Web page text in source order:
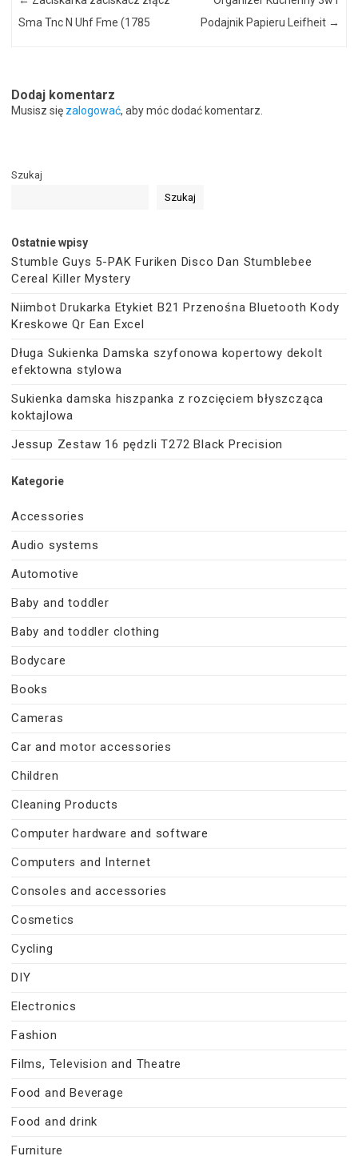
Sma Tnc N Uhf Fme (1785
Podajnik Papieru Leifheit →
Dodaj komentarz
Musisz się zalogować, aby móc dodać komentarz.
Szukaj
Szukaj
Ostatnie wpisy
Stumble Guys 5-PAK Furiken Disco Dan Stumblebee
Cereal Killer Mystery
Niimbot Drukarka Etykiet B21 Przenośna Bluetooth Kody
Kreskowe Qr Ean Excel
Długa Sukienka Damska szyfonowa kopertowy dekolt
efektowna stylowa
Sukienka damska hiszpanka z rozcięciem błyszcząca
koktajlowa
Jessup Zestaw 16 pędzli T272 Black Precision
Kategorie
Accessories
Audio systems
Automotive
Baby and toddler
Baby and toddler clothing
Bodycare
Books
Cameras
Car and motor accessories
Children
Cleaning Products
Computer hardware and software
Computers and Internet
Consoles and accessories
Cosmetics
Cycling
DIY
Electronics
Fashion
Films, Television and Theatre
Food and Beverage
Food and drink
Furniture